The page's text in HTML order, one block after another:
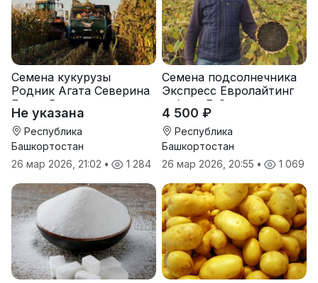
Семена кукурузы
Родник Агата Северина
Берта Вилора
Прохладненский Дарина
Росс Машук Катерина
Не указана
Республика
Башкортостан
26 мар 2026, 21:02 • 1 284
Семена подсолнечника
Экспресс Евролайтинг
гибрид F-G+
4 500 ₽
Республика
Башкортостан
26 мар 2026, 20:55 • 1 069